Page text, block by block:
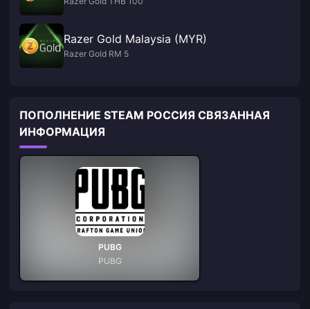
Razer Gold Malaysia (MYR)
Razer Gold RM 5
ПОПОЛНЕНИЕ STEAM РОССИЯ СВЯЗАННАЯ
ИНФОРМАЦИЯ
PUBG
PUBG